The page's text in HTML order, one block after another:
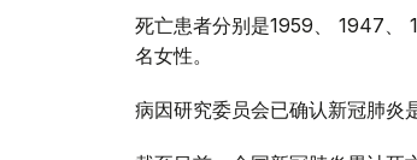
死亡患者分别是1959、 1947、
名女性。
病因研究委员会已确认新冠肺炎